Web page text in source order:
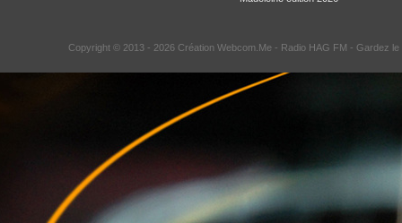
Copyright © 2013 - 2026 Création Webcom.Me - Radio HAG FM - Gardez le